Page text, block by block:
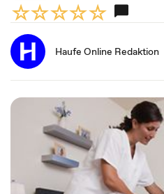
Haufe Online Redaktion